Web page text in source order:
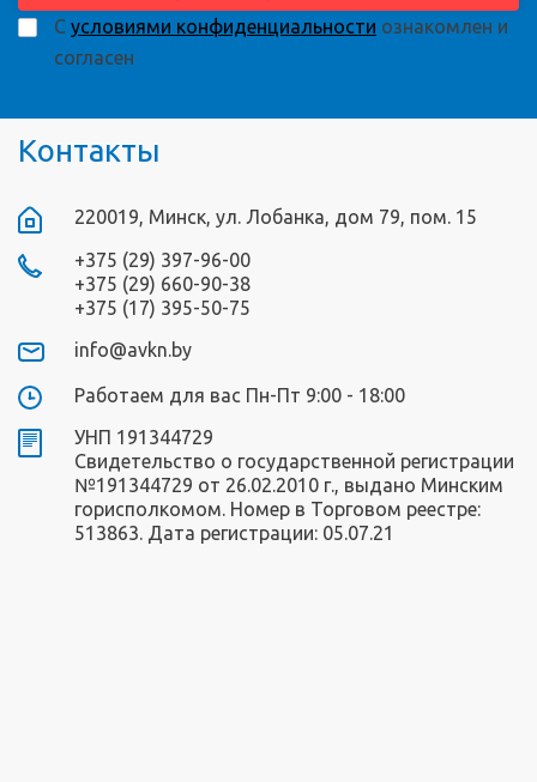
С условиями конфиденциальности ознакомлен и
согласен
Контакты
220019, Минск, ул. Лобанка, дом 79, пом. 15
+375 (29) 397-96-00
+375 (29) 660-90-38
+375 (17) 395-50-75
info@avkn.by
Работаем для вас Пн-Пт 9:00 - 18:00
УНП 191344729
Свидетельство о государственной регистрации
№191344729 от 26.02.2010 г., выдано Минским
горисполкомом. Номер в Торговом реестре:
513863. Дата регистрации: 05.07.21